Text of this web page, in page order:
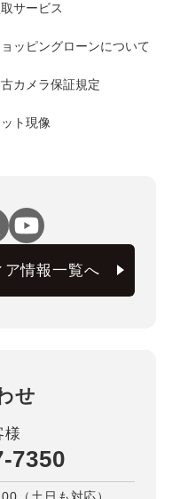
サービス
ッピングローンについて
カメラ保証規定
ト現像
情報一覧へ
せ
様
7350